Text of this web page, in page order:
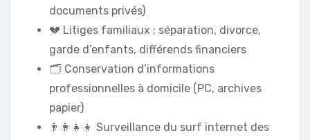
documents privés)
💔 Litiges familiaux : séparation, divorce,
garde d’enfants, différends financiers
🗂 Conservation d’informations
professionnelles à domicile (PC, archives
papier)
👨‍👩‍👧‍👦 Surveillance du surf internet des